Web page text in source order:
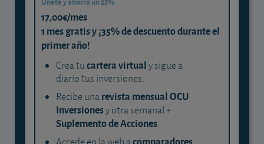
17,00€/mes
1 mes gratis y ¡35% de descuento durante el
primer año!
Crea tucartera virtualy sigue a
diario tus inversiones.
Recibe unarevista mensual OCU
Inversionesy otra semanal +
Suplemento de Acciones.
comparadores